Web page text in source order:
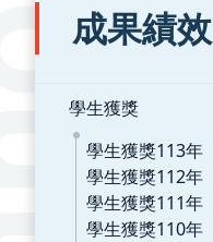
成果績效
學生獲獎
學生獲獎113年
學生獲獎112年
學生獲獎111年
學生獲獎110年